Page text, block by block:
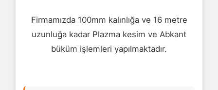
Firmamızda 100mm kalınlığa ve 16 metre
uzunluğa kadar Plazma kesim ve Abkant
büküm işlemleri yapılmaktadır.